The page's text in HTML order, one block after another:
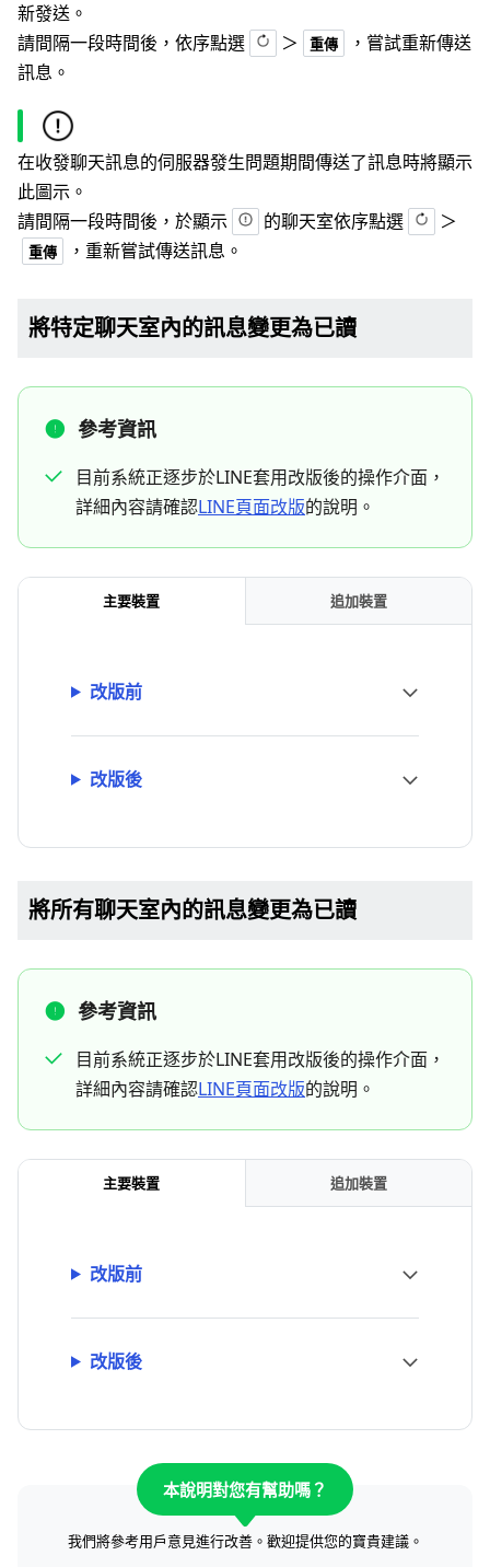
新發送。
請間隔一段時間後，依序點選
＞ 重傳
，嘗試重新傳送
訊息。
在收發聊天訊息的伺服器發生問題期間傳送了訊息時將顯示
此圖示。
請間隔一段時間後，於顯示
的聊天室依序點選 ＞
重傳 ，重新嘗試傳送訊息。
將特定聊天室內的訊息變更為已讀
參考資訊
目前系統正逐步於LINE套用改版後的操作介面，
詳細內容請確認LINE頁面改版的說明。
主要裝置 追加裝置
改版前
改版後
將所有聊天室內的訊息變更為已讀
參考資訊
目前系統正逐步於LINE套用改版後的操作介面，
詳細內容請確認LINE頁面改版的說明。
主要裝置 追加裝置
改版前
改版後
本說明對您有幫助嗎？
我們將參考用戶意見進行改善。歡迎提供您的寶貴建議。